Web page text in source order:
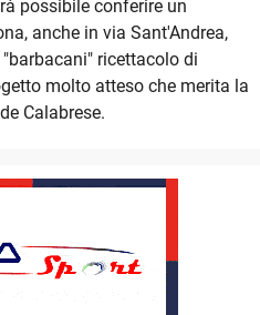
possibile conferire un
anche in via Sant'Andrea,
ricettacolo di
molto atteso che merita la
Calabrese.